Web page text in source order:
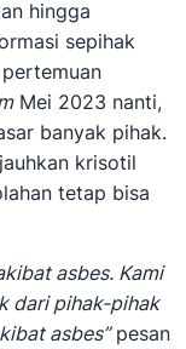
hingga
sepihak
Mei 2023 nanti,
banyak pihak.
krisotil
tetap bisa
asbes. Kami
dari pihak-pihak
asbes”pesan